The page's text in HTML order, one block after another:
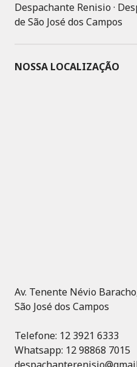
Despachante Renisio ·
de São José dos Campos
NOSSA LOCALIZAÇÃO
Av. Tenente Névio
São José dos Campos
Telefone: 12 3921 6333
Whatsapp: 12 98868 7015